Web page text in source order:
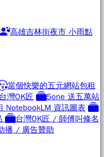
高雄吉林街夜市 小雨點
當個快樂的五元網站包租
灣OK匠
5one 送五萬站
NotebookLM 資訊圖表
台灣OK匠 / 師傅叫修名
播 / 廣告贊助